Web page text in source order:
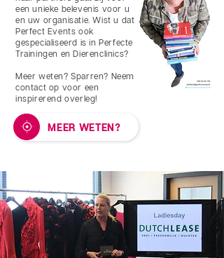
MEER WETEN?
een unieke belevenis voor u
en uw organisatie. Wist u dat
Perfect Events ook
gespecialiseerd is in Perfecte
Trainingen en Dierenclinics?
Meer weten? Sparren? Neem
contact op voor een
inspirerend overleg!